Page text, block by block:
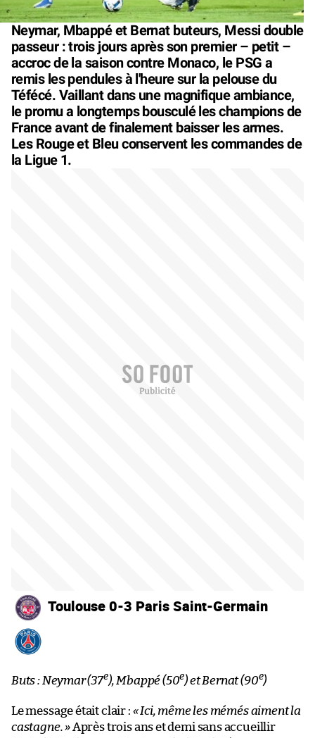
Neymar, Mbappé et Bernat buteurs, Messi double
passeur : trois jours après son premier – petit –
accroc de la saison contre Monaco, le PSG a
remis les pendules à l'heure sur la pelouse du
Téfécé. Vaillant dans une magnifique ambiance,
le promu a longtemps bousculé les champions de
France avant de finalement baisser les armes.
Les Rouge et Bleu conservent les commandes de
la Ligue 1.
Toulouse 0-3 Paris Saint-Germain
Buts : Neymar (37e), Mbappé (50e) et Bernat (90e)
Le message était clair : « Ici, même les mémés aiment la
castagne. »Après trois ans et demi sans accueillir